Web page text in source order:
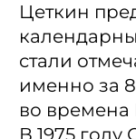
Цеткин
стали
именно за
во